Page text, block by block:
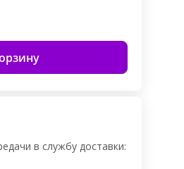
в службу доставки: